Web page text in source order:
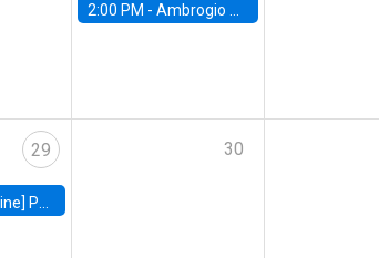
2:00 PM - Ambrogio Cesa-Bianchi, Bank of England
29
University of Maryland
30